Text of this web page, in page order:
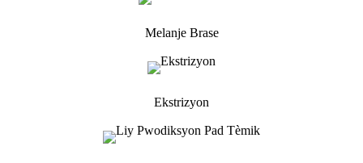
Melanje Brase
Ekstrizyon